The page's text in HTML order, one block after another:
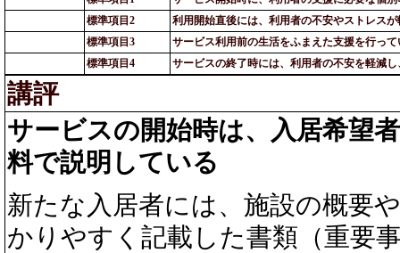
標準項目2
利用開始直後には、利用者の不安やストレス
標準項目3
サービス利用前の生活をふまえた支援を行って
標準項目4
サービスの終了時には、利用者の不安を軽減
講評
サービスの開始時は、入居希望
料で説明している
新たな入居者には、施設の概要
かりやすく記載した書類（重要